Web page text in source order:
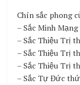
Chín sắc phong
– Sắc Minh
– Sắc Thiệu Trị
– Sắc Thiệu Trị
– Sắc Thiệu Trị
– Sắc Tự Đức